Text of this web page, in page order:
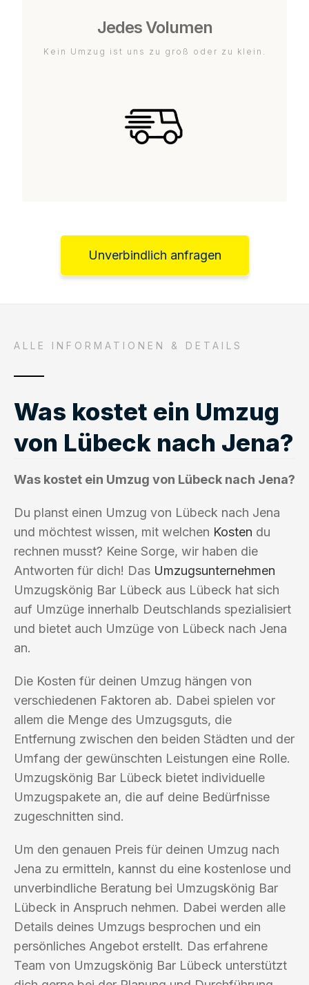
Jedes Volumen
Kein Umzug ist uns zu groß oder zu klein.
Unverbindlich anfragen
ALLE INFORMATIONEN & DETAILS
Was kostet ein Umzug
von Lübeck nach Jena?
Was kostet ein Umzug von Lübeck nach Jena?
Du planst einen Umzug von Lübeck nach Jena
und möchtest wissen, mit welchen Kosten du
rechnen musst? Keine Sorge, wir haben die
Antworten für dich! Das Umzugsunternehmen
Umzugskönig Bar Lübeck aus Lübeck hat sich
auf Umzüge innerhalb Deutschlands spezialisiert
und bietet auch Umzüge von Lübeck nach Jena
an.
Die Kosten für deinen Umzug hängen von
verschiedenen Faktoren ab. Dabei spielen vor
allem die Menge des Umzugsguts, die
Entfernung zwischen den beiden Städten und der
Umfang der gewünschten Leistungen eine Rolle.
Umzugskönig Bar Lübeck bietet individuelle
Umzugspakete an, die auf deine Bedürfnisse
zugeschnitten sind.
Um den genauen Preis für deinen Umzug nach
Jena zu ermitteln, kannst du eine kostenlose und
unverbindliche Beratung bei Umzugskönig Bar
Lübeck in Anspruch nehmen. Dabei werden alle
Details deines Umzugs besprochen und ein
persönliches Angebot erstellt. Das erfahrene
Team von Umzugskönig Bar Lübeck unterstützt